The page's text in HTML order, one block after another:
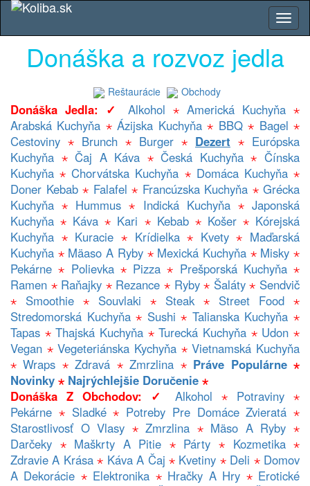
Donáška a rozvoz jedla
Reštaurácie Obchody
Donáška Jedla: ✓ Alkohol ⋆ Americká Kuchyňa⋆
Arabská Kuchyňa ⋆Ázijska Kuchyňa⋆ BBQ⋆ Bagel ⋆
Cestoviny ⋆ Brunch ⋆ Burger ⋆ Dezert ⋆ Európska
Kuchyňa ⋆Čaj A Káva ⋆Česká Kuchyňa⋆Čínska
Kuchyňa ⋆Chorvátska Kuchyňa ⋆ Domáca Kuchyňa⋆
Doner Kebab⋆ Falafel ⋆ Francúzska Kuchyňa ⋆ Grécka
Kuchyňa ⋆ Hummus ⋆ Indická Kuchyňa⋆Japonská
Kuchyňa ⋆ Káva ⋆ Kari ⋆ Kebab⋆ Košer⋆ Kórejská
Kuchyňa ⋆ Kuracie ⋆ Krídielka⋆ Kvety⋆ Maďarská
Kuchyňa ⋆ Mäaso A Ryby⋆ Mexická Kuchyňa⋆ Misky ⋆
Pekárne ⋆ Polievka⋆ Pizza ⋆ Prešporská Kuchyňa⋆
Ramen ⋆ Raňajky ⋆ Rezance ⋆ Ryby⋆ Šaláty⋆ Sendvič
⋆ Smoothie ⋆ Souvlaki ⋆ Steak⋆ Street Food ⋆
Stredomorská Kuchyňa⋆ Sushi ⋆ Talianska Kuchyňa ⋆
Tapas ⋆Thajská Kuchyňa ⋆Turecká Kuchyňa ⋆ Udon ⋆
Vegan ⋆Vegeteriánska Kychyňa ⋆Vietnamská Kuchyňa
⋆Wraps ⋆Zdravá ⋆Zmrzlina ⋆ Práve Populárne⋆
Novinky ⋆ Najrýchlejšie Doručenie ⋆
Donáška Z Obchodov: ✓ Alkohol ⋆ Potraviny ⋆
Pekárne ⋆ Sladké⋆ Potreby Pre Domáce Zvieratá ⋆
Starostlivosť O Vlasy ⋆Zmrzlina ⋆ Mäso A Ryby ⋆
Darčeky ⋆ Maškrty A Pitie ⋆ Párty ⋆ Kozmetika⋆
Zdravie A Krása⋆ Káva A Čaj ⋆ Kvetiny ⋆ Deli ⋆ Domov
A Dekorácie ⋆ Elektronika ⋆ Hračky A Hry ⋆ Erotické